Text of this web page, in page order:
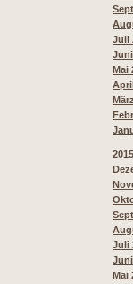
Juli
Mai
2015
Juli
Mai